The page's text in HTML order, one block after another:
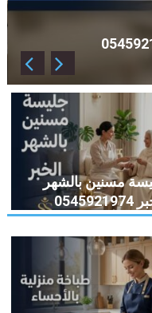
مسنين بالشهر